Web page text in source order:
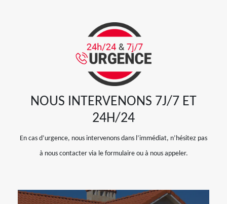
NOUS INTERVENONS 7J/7 ET
24H/24
En cas d’urgence, nous intervenons dans l’immédiat, n’hésitez pas
à nous contacter via le formulaire ou à nous appeler.